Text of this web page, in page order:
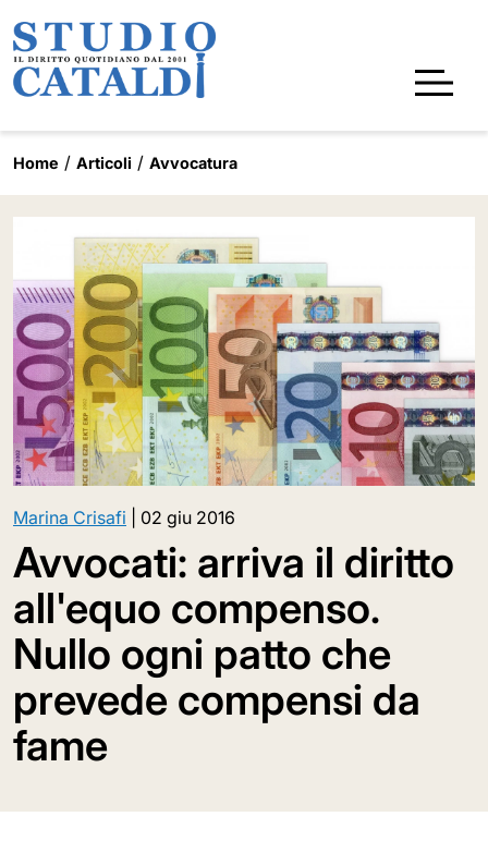
Home Articoli Avvocatura
Marina Crisafi 02 giu 2016
Avvocati: arriva il diritto
all'equo compenso.
Nullo ogni patto che
prevede compensi da
fame